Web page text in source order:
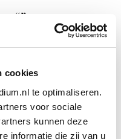
cookies
te optimaliseren.
voor sociale
kunnen deze
informatie die zij van u
“”.